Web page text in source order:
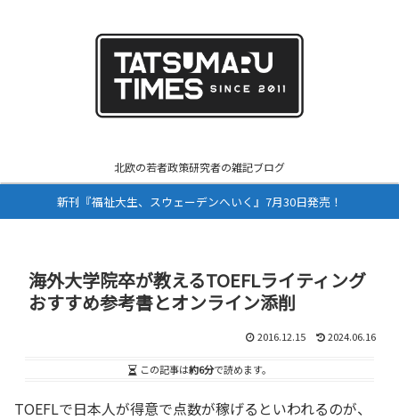
北欧の若者政策研究者の雑記ブログ
新刊『福祉大生、スウェーデンへいく』7月30日発売！
海外大学院卒が教えるTOEFLライティング
おすすめ参考書とオンライン添削
2016.12.15 2024.06.16
この記事は約6分で読めます。
TOEFLで日本人が得意で点数が稼げるといわれるのが、